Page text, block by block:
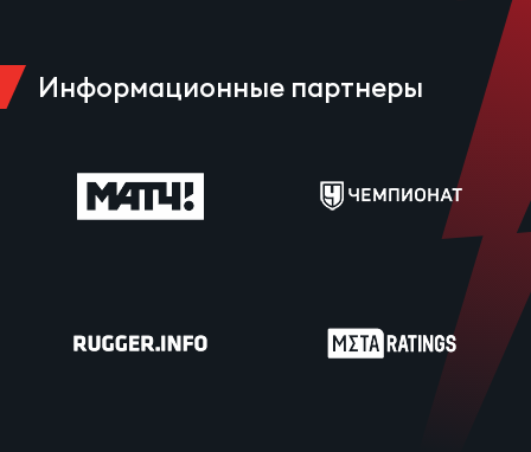
Информационные партнеры